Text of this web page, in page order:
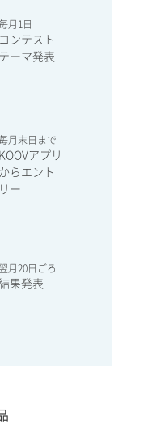
月1日
コンテスト
テーマ発表
月末日まで
KOOVアプリ
からエント
リー
翌月20日ごろ
果発表